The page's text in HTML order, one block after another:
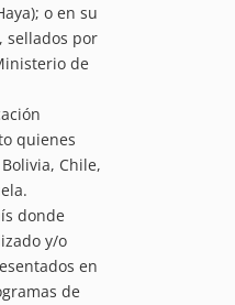
o en su
sellados por
de
quienes
Chile,
donde
y/o
en
de